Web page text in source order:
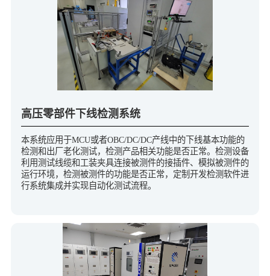
高压零部件下线检测系统
本系统应用于MCU或者OBC/DC/DC产线中的下线基本功能的
检测和出厂老化测试，检测产品相关功能是否正常。检测设备
利用测试线缆和工装夹具连接被测件的接插件、模拟被测件的
运行环境，检测被测件的功能是否正常，定制开发检测软件进
行系统集成并实现自动化测试流程。